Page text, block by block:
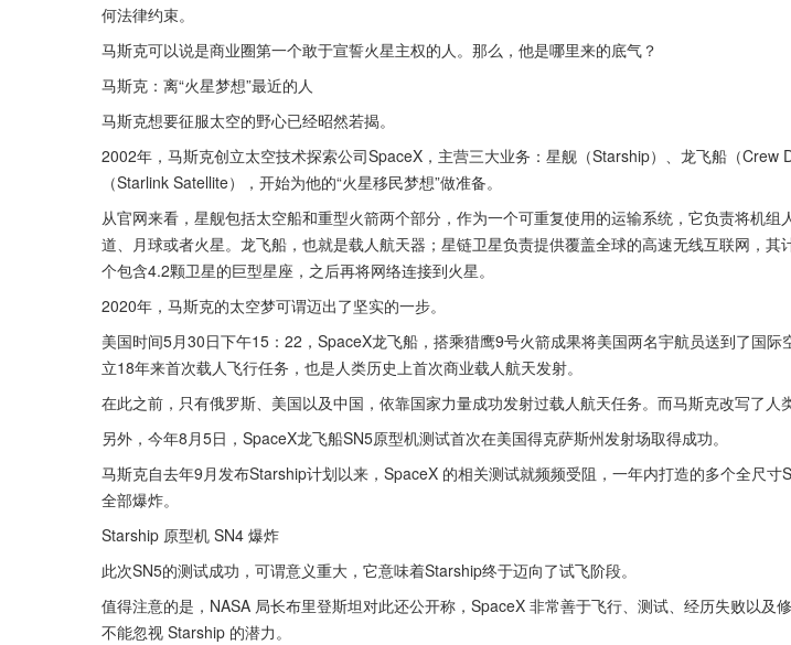
何法律约束。
马斯克可以说是商业圈第一个敢于宣誓火星主权的人。那么，他是哪里来的底气？
马斯克：离“火星梦想”最近的人
马斯克想要征服太空的野心已经昭然若揭。
2002年，马斯克创立太空技术探索公司SpaceX，主营三大业务：星舰（Starship）、龙飞船（Crew
（Starlink Satellite），开始为他的“火星移民梦想”做准备。
从官网来看，星舰包括太空船和重型火箭两个部分，作为一个可重复使用的运输系统，它负责将机组
道、月球或者火星。龙飞船，也就是载人航天器；星链卫星负责提供覆盖全球的高速无线互联网，其
个包含4.2颗卫星的巨型星座，之后再将网络连接到火星。
2020年，马斯克的太空梦可谓迈出了坚实的一步。
美国时间5月30日下午15：22，SpaceX龙飞船，搭乘猎鹰9号火箭成果将美国两名宇航员送到了国际
立18年来首次载人飞行任务，也是人类历史上首次商业载人航天发射。
在此之前，只有俄罗斯、美国以及中国，依靠国家力量成功发射过载人航天任务。而马斯克改写了人
另外，今年8月5日，SpaceX龙飞船SN5原型机测试首次在美国得克萨斯州发射场取得成功。
马斯克自去年9月发布Starship计划以来，SpaceX 的相关测试就频频受阻，一年内打造的多个全尺寸
全部爆炸。
Starship 原型机 SN4 爆炸
此次SN5的测试成功，可谓意义重大，它意味着Starship终于迈向了试飞阶段。
值得注意的是，NASA 局长布里登斯坦对此还公开称，SpaceX 非常善于飞行、测试、经历失败以及
不能忽视 Starship 的潜力。